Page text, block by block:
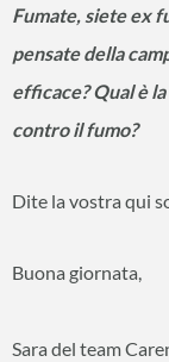
Fumate, siete ex
pensate della
efficace? Qual è
contro il fumo?
Dite la vostra qui
Buona giornata,
Sara del team